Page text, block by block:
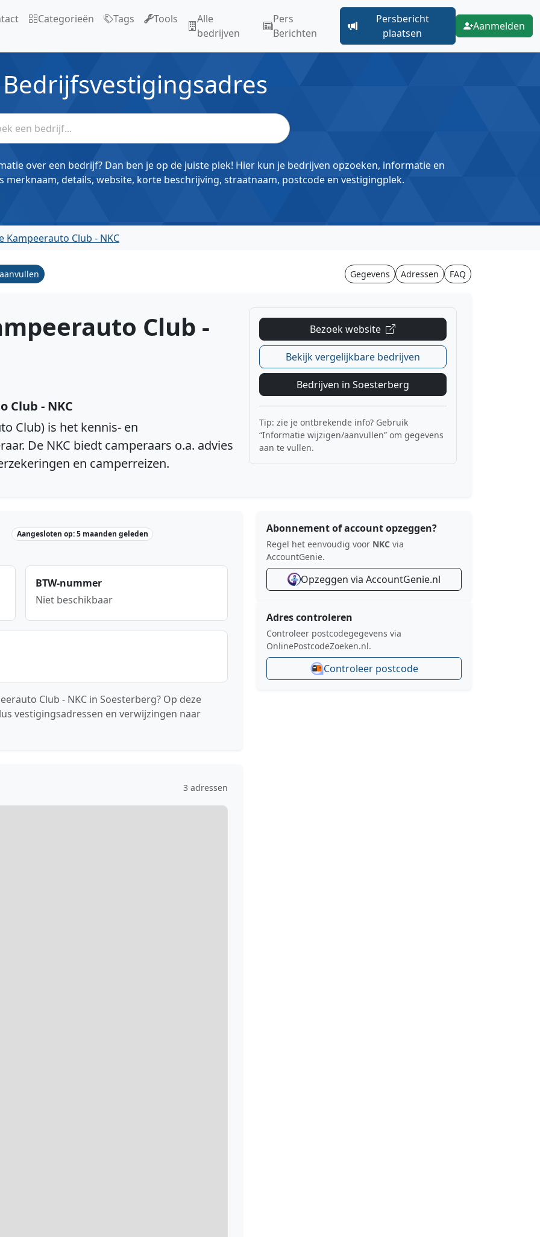
Categorieën Tags Tools
Alle
bedrijven
Pers
Berichten
Persbericht
plaatsen
Aanmelden
Bedrijfsvestigingsadres
over een bedrijf? Dan ben je op de juiste plek! Hier kun je bedrijven opzoeken, informatie en
merknaam, details, website, korte beschrijving, straatnaam, postcode en vestigingplek.
Kampeerauto Club - NKC
Gegevens Adressen FAQ
Club -
Club - NKC
Club) is het kennis- en
De NKC biedt camperaars o.a. advies
en camperreizen.
Bezoek website
Bekijk vergelijkbare bedrijven
Bedrijven in Soesterberg
Tip: zie je ontbrekende info? Gebruik
“Informatie wijzigen/aanvullen” om gegevens
aan te vullen.
Aangesloten op: 5 maanden geleden
BTW-nummer
Niet beschikbaar
Club - NKC in Soesterberg? Op deze
vestigingsadressen en verwijzingen naar
3 adressen
Abonnement of account opzeggen?
Regel het eenvoudig voor NKC via
AccountGenie.
Opzeggen via AccountGenie.nl
Adres controleren
Controleer postcodegegevens via
OnlinePostcodeZoeken.nl.
Controleer postcode